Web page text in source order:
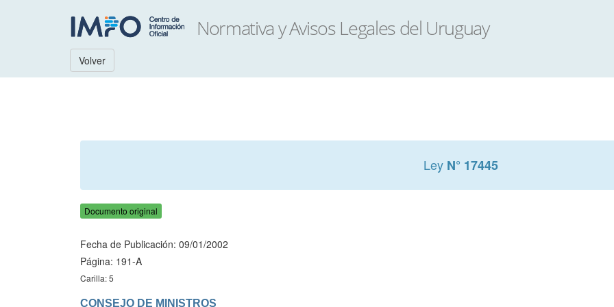
Volver
Ley N° 17445
Documento original
Fecha de Publicación: 09/01/2002
Página: 191-A
Carilla: 5
CONSEJO DE MINISTROS